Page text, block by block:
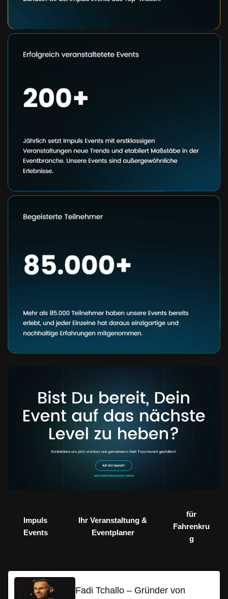
Impuls
Events
Ihr Veranstaltung &
Eventplaner
für
Fahrenkru
g
Fadi Tchallo – Gründer von